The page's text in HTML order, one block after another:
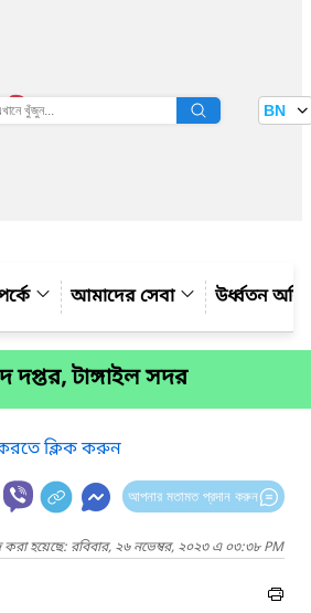
তথ্য বাতায়ন BN
আমাদের সেবা উর্ধ্বতন
দপ্তর, টাঙ্গাইল সদর
ক্লিক করুন
আপনার মতামত প্রদান করুন
করা হয়েছে: রবিবার, ২৬ নভেম্বর, ২০২৩ এ ০৩:৩৮ PM